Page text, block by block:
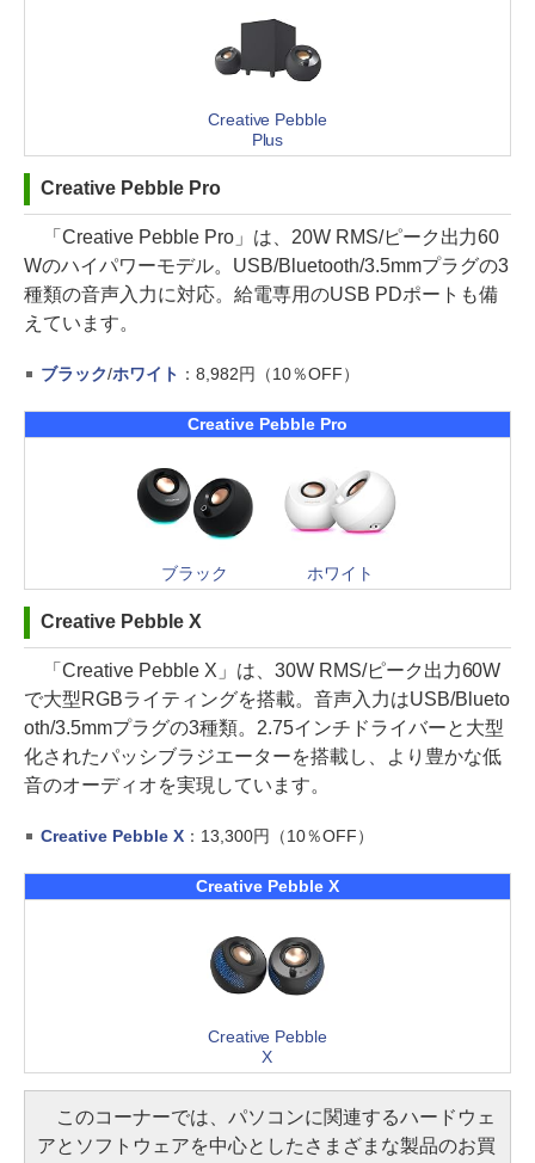
Creative Pebble
Plus
Creative Pebble Pro
「Creative Pebble Pro」は、20W RMS/ピーク出力60
Wのハイパワーモデル。USB/Bluetooth/3.5mmプラグの3
種類の音声入力に対応。給電専用のUSB PDポートも備
えています。
ブラック/ホワイト ：8,982円（10％OFF）
Creative Pebble Pro
ブラック ホワイト
Creative Pebble X
「Creative Pebble X」は、30W RMS/ピーク出力60W
で大型RGBライティングを搭載。音声入力はUSB/Blueto
oth/3.5mmプラグの3種類。2.75インチドライバーと大型
化されたパッシブラジエーターを搭載し、より豊かな低
音のオーディオを実現しています。
Creative Pebble X：13,300円（10％OFF）
Creative Pebble X
Creative Pebble
X
このコーナーでは、パソコンに関連するハードウェ
アとソフトウェアを中心としたさまざまな製品のお買